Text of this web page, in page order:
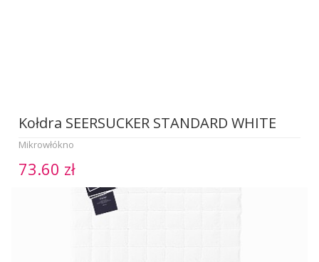
Kołdra SEERSUCKER STANDARD WHITE
Mikrowłókno
73.60 zł